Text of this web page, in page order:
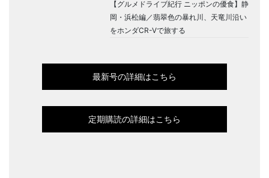
【グルメドライブ紀行 ニッポンの優食】静
岡・浜松編／翡翠色の暴れ川、天竜川沿い
をホンダCR-Vで旅する
最新号の詳細はこちら
定期購読の詳細はこちら